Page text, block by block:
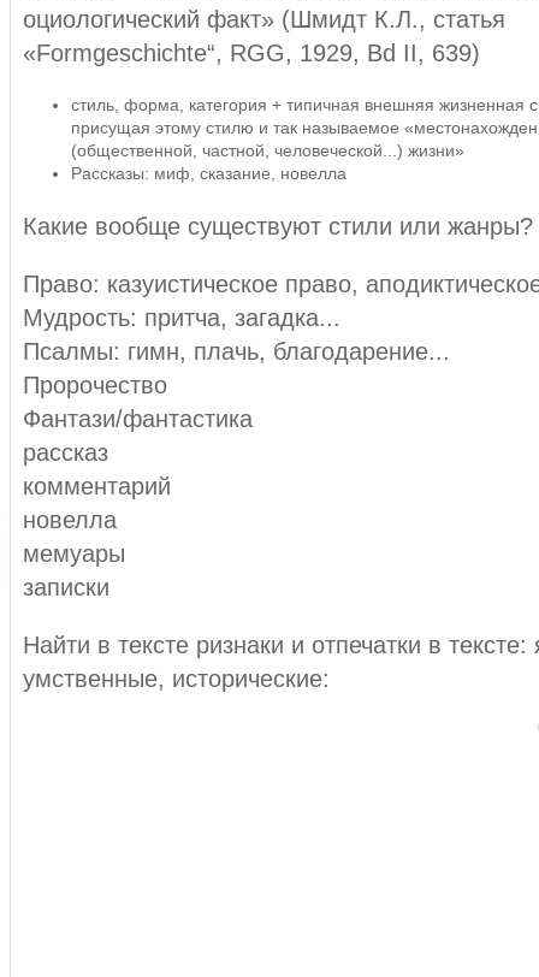
оциологический факт» (Шмидт К.Л., статья
«Formgeschichte“, RGG, 1929, Bd II, 639)
стиль, форма, категория + типичная внешняя жизненная
присущая этому стилю и так называемое
(общественной, частной, человеческой...) жизни»
Рассказы: миф, сказание, новелла
Какие вообще существуют стили или жанры?
Право: казуистическое право,
Мудрость: притча, загадка...
Псалмы: гимн, плачь, благодарение...
Пророчество
Фантази/фантастика
рассказ
комментарий
новелла
мемуары
записки
Найти в тексте ризнаки и отпечатки в
умственные, исторические: